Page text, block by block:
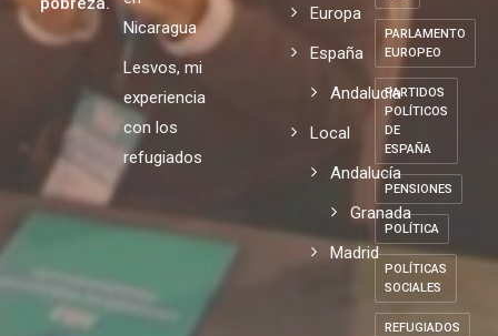
Nicaragua
Lesvos, mi
experiencia
con los
refugiados
Europa
España
Andalucia
Local
Andalucía
Granada
Madrid
PARLAMENTO
EUROPEO
PARTIDOS
POLÍTICOS
DE
ESPAÑA
PENSIONES
POLÍTICA
POLÍTICAS
SOCIALES
REFUGIADOS